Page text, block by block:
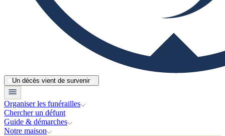
Un décès vient de survenir
Organiser les funérailles
Chercher un défunt
Guide & démarches
Notre maison